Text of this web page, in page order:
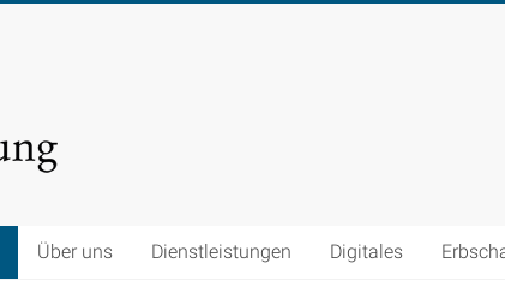
Über uns Dienstleistungen Digitales